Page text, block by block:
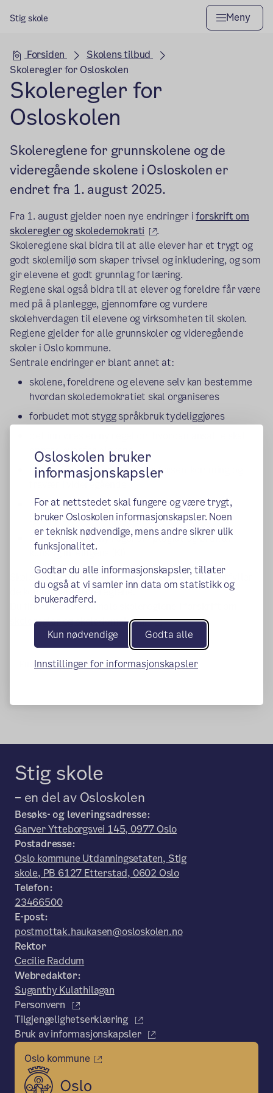
Osloskolen bruker
informasjonskapsler
For at nettstedet skal fungere og være trygt,
bruker Osloskolen informasjonskapsler. Noen
er teknisk nødvendige, mens andre sikrer ulik
funksjonalitet.
Godtar du alle informasjonskapsler, tillater
du også at vi samler inn data om statistikk og
brukeradferd.
Kun nødvendige Godta alle
Innstillinger for informasjonskapsler
Stig skole Meny
Hovedseksjon
Forsiden
Skolens tilbud
Skoleregler for Osloskolen
Skoleregler for
Osloskolen
Skolereglene for grunnskolene og de
videregående skolene i Osloskolen er
endret fra 1. august 2025.
Fra 1. august gjelder noen nye endringer iforskrift om
skoleregler og skoledemokrati
(ekstern lenke)
.
Skolereglene skal bidra til at alle elever har et trygt og
godt skolemiljø som skaper trivsel og inkludering, og som
gir elevene et godt grunnlag for læring.
Reglene skal også bidra til at elever og foreldre får være
med på å planlegge, gjennomføre og vurdere
skolehverdagen til elevene og virksomheten til skolen.
Reglene gjelder for alle grunnskoler og videregående
skoler i Oslo kommune.
Sentrale endringer er blant annet at:
skolene, foreldrene og elevene selv kan bestemme
hvordan skoledemokratiet skal organiseres
forbudet mot stygg språkbruk tydeliggjøres
opptre ovenfor elevene
det innføres felles regler for forsentkomming og
fravær i videregående
det innføres en ny regel om bilder, filming og
lydopptak uten samtykke
det innføres en ny regel om plagiat og bruk av
kunstig intelligens (KI)
Skolene kan fortsatt lage egne skoleregler som utfyller
de kommunale skolereglene.
Du finner de kommunale skolereglene i forskrift om
skoleregler og skoledemokrati.
(ekstern lenke)
Publisert:15.06.2026
Stig skole
– en del av Osloskolen
Besøks- og leveringsadresse:
Garver Ytteborgsvei 145, 0977 Oslo
Postadresse:
Oslo kommune Utdanningsetaten, Stig
skole, PB 6127 Etterstad, 0602 Oslo
Telefon:
23466500
E-post:
postmottak.haukasen@osloskolen.no
Rektor
Cecilie Raddum
Webredaktør:
Suganthy Kulathilagan
Personvern
Tilgjengelighetserklæring
Bruk av informasjonskapsler
Oslo kommune